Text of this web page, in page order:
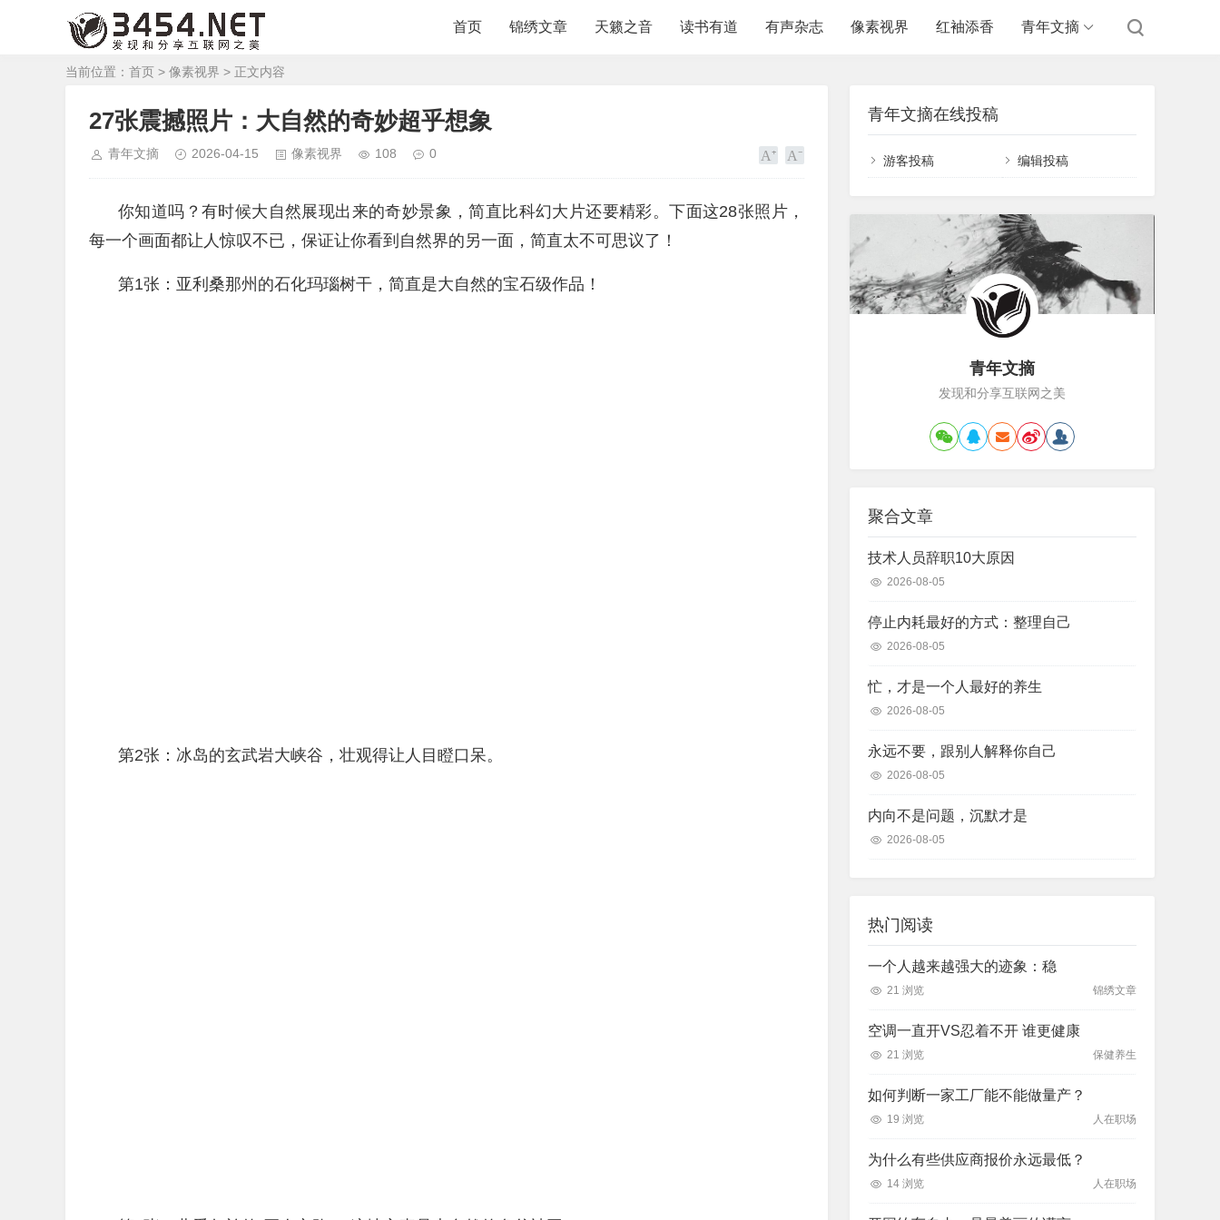
首页 锦绣文章 天籁之音 读书有道 有声杂志 像素视界 红袖添香 青年文摘
当前位置： 首页 > 像素视界 > 正文内容
27张震撼照片：大自然的奇妙超乎想象
青年文摘 2026-04-15 像素视界 108 0
你知道吗？有时候大自然展现出来的奇妙景象，简直比科幻大片还要精彩。下面这28张照片，
每一个画面都让人惊叹不已，保证让你看到自然界的另一面，简直太不可思议了！
第1张：亚利桑那州的石化玛瑙树干，简直是大自然的宝石级作品！
第2张：冰岛的玄武岩大峡谷，壮观得让人目瞪口呆。
青年文摘在线投稿
游客投稿 编辑投稿
青年文摘
发现和分享互联网之美
聚合文章
技术人员辞职10大原因
2026-08-05
停止内耗最好的方式：整理自己
2026-08-05
忙，才是一个人最好的养生
2026-08-05
永远不要，跟别人解释你自己
2026-08-05
内向不是问题，沉默才是
2026-08-05
热门阅读
一个人越来越强大的迹象：稳
21 浏览 锦绣文章
空调一直开VS忍着不开 谁更健康
21 浏览 保健养生
如何判断一家工厂能不能做量产？
19 浏览 人在职场
为什么有些供应商报价永远最低？
14 浏览 人在职场